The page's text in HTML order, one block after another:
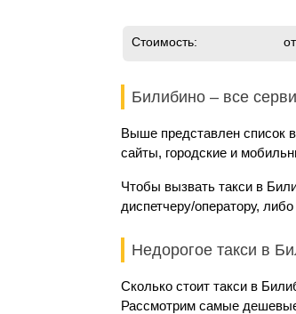
Стоимость:
Билибино – все
Выше представлен список
сайты, городские и
Чтобы вызвать такси в
диспетчеру/оператору,
Недорогое такси в
Сколько стоит такси в
Рассмотрим самые